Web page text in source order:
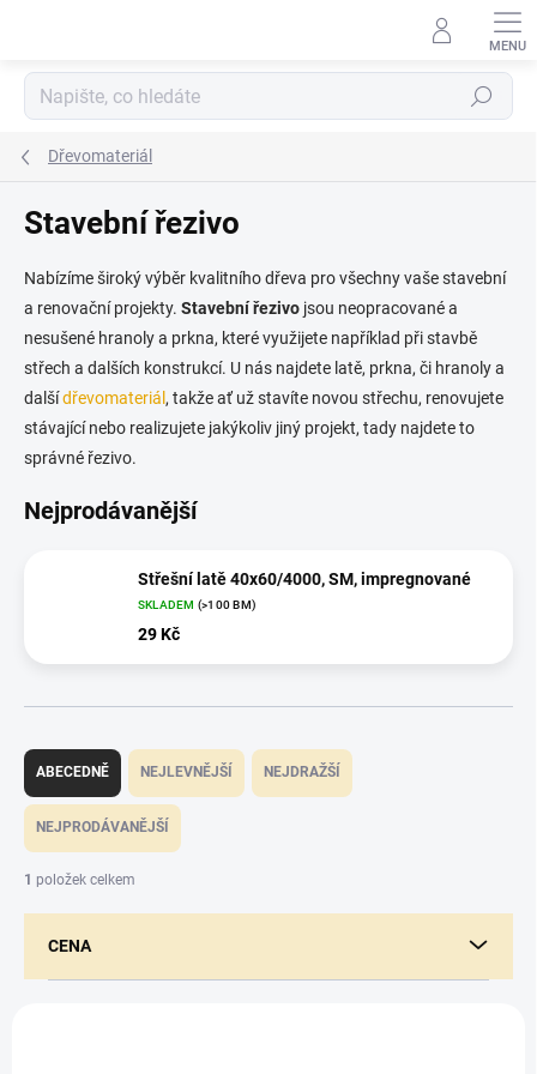
Hledat
Dřevomateriál
Stavební řezivo
Nabízíme široký výběr kvalitního dřeva pro všechny vaše stavební
a renovační projekty. Stavební řezivo jsou neopracované a
nesušené hranoly a prkna, které využijete například při stavbě
střech a dalších konstrukcí. U nás najdete latě, prkna, či hranoly a
dalšídřevomateriál , takže ať už stavíte novou střechu, renovujete
stávající nebo realizujete jakýkoliv jiný projekt, tady najdete to
správné řezivo.
Nejprodávanější
Střešní latě 40x60/4000, SM, impregnované
SKLADEM (>100 BM)
29 Kč
Ř
z
n
í
d
ABECEDNĚ NEJLEVNĚJŠÍ NEJDRAŽŠÍ
NEJPRODÁVANĚJŠÍ
1 položek celkem
CENA